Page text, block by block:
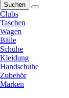
Suchen
Clubs
Taschen
Wagen
Bälle
Schuhe
Kleidung
Handschuhe
Zubehör
Marken